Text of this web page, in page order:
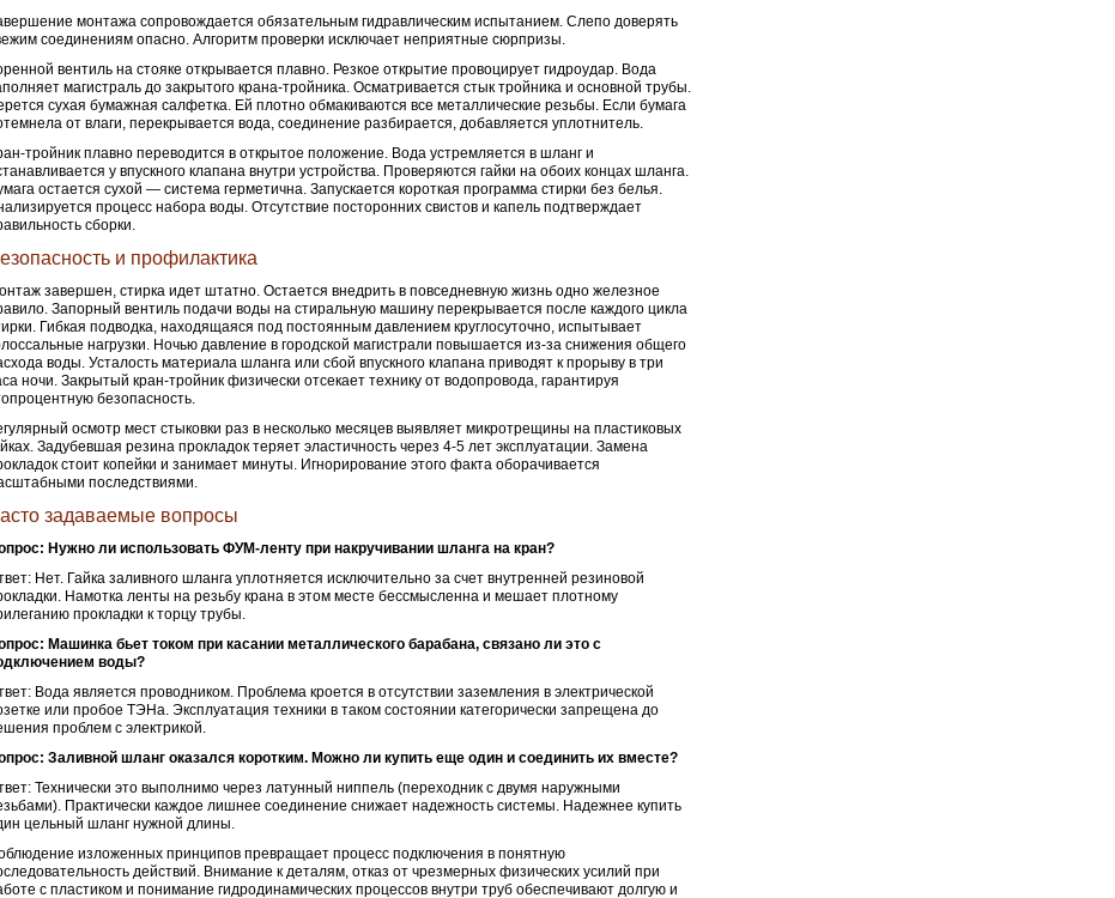
монтажа сопровождается обязательным гидравлическим испытанием. Слепо доверять
соединениям опасно. Алгоритм проверки исключает неприятные сюрпризы.
вентиль на стояке открывается плавно. Резкое открытие провоцирует гидроудар. Вода
магистраль до закрытого крана-тройника. Осматривается стык тройника и основной трубы.
сухая бумажная салфетка. Ей плотно обмакиваются все металлические резьбы. Если бумага
от влаги, перекрывается вода, соединение разбирается, добавляется уплотнитель.
тройник плавно переводится в открытое положение. Вода устремляется в шланг и
у впускного клапана внутри устройства. Проверяются гайки на обоих концах шланга.
остается сухой — система герметична. Запускается короткая программа стирки без белья.
процесс набора воды. Отсутствие посторонних свистов и капель подтверждает
сборки.
и профилактика
завершен, стирка идет штатно. Остается внедрить в повседневную жизнь одно железное
Запорный вентиль подачи воды на стиральную машину перекрывается после каждого цикла
Гибкая подводка, находящаяся под постоянным давлением круглосуточно, испытывает
нагрузки. Ночью давление в городской магистрали повышается из-за снижения общего
воды. Усталость материала шланга или сбой впускного клапана приводят к прорыву в три
ночи. Закрытый кран-тройник физически отсекает технику от водопровода, гарантируя
безопасность.
осмотр мест стыковки раз в несколько месяцев выявляет микротрещины на пластиковых
Задубевшая резина прокладок теряет эластичность через 4-5 лет эксплуатации. Замена
стоит копейки и занимает минуты. Игнорирование этого факта оборачивается
последствиями.
задаваемые вопросы
Нужно ли использовать ФУМ-ленту при накручивании шланга на кран?
Нет. Гайка заливного шланга уплотняется исключительно за счет внутренней резиновой
Намотка ленты на резьбу крана в этом месте бессмысленна и мешает плотному
прокладки к торцу трубы.
Машинка бьет током при касании металлического барабана, связано ли это с
воды?
Вода является проводником. Проблема кроется в отсутствии заземления в электрической
или пробое ТЭНа. Эксплуатация техники в таком состоянии категорически запрещена до
проблем с электрикой.
Заливной шланг оказался коротким. Можно ли купить еще один и соединить их вместе?
Технически это выполнимо через латунный ниппель (переходник с двумя наружными
Практически каждое лишнее соединение снижает надежность системы. Надежнее купить
цельный шланг нужной длины.
изложенных принципов превращает процесс подключения в понятную
действий. Внимание к деталям, отказ от чрезмерных физических усилий при
с пластиком и понимание гидродинамических процессов внутри труб обеспечивают долгую и